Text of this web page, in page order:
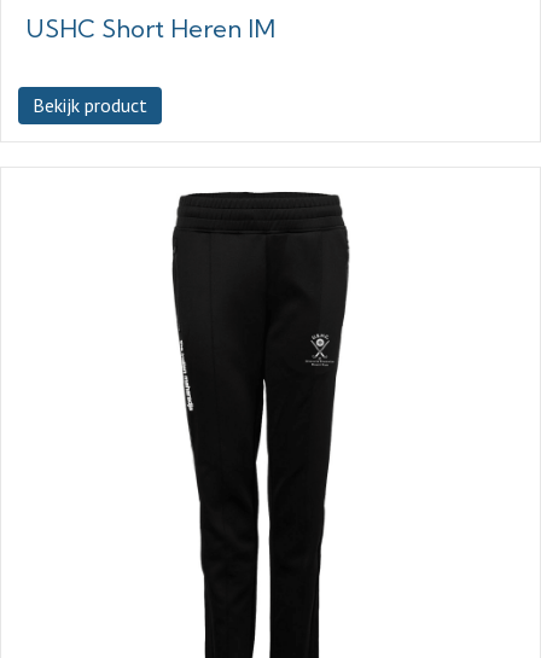
USHC Short Heren IM
Bekijk product